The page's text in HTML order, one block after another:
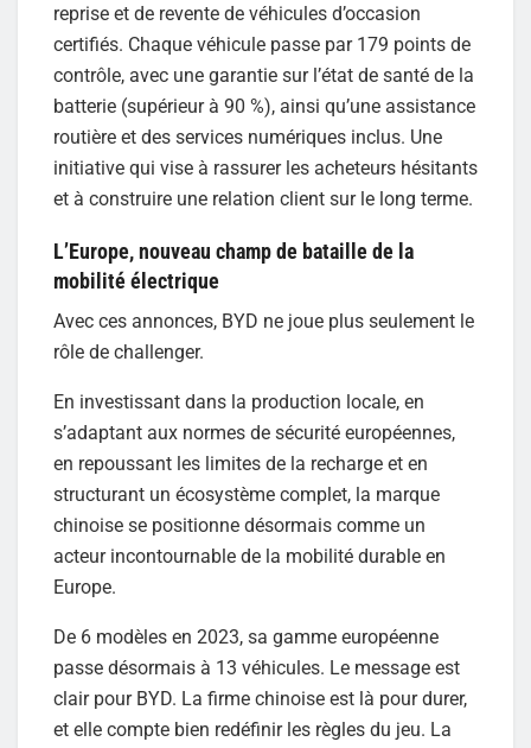
reprise et de revente de véhicules d’occasion
certifiés. Chaque véhicule passe par 179 points de
contrôle, avec une garantie sur l’état de santé de la
batterie (supérieur à 90 %), ainsi qu’une assistance
routière et des services numériques inclus. Une
initiative qui vise à rassurer les acheteurs hésitants
et à construire une relation client sur le long terme.
L’Europe, nouveau champ de bataille de la
mobilité électrique
Avec ces annonces, BYD ne joue plus seulement le
rôle de challenger.
En investissant dans la production locale, en
s’adaptant aux normes de sécurité européennes,
en repoussant les limites de la recharge et en
structurant un écosystème complet, la marque
chinoise se positionne désormais comme un
acteur incontournable de la mobilité durable en
Europe.
De 6 modèles en 2023, sa gamme européenne
passe désormais à 13 véhicules. Le message est
clair pour BYD. La firme chinoise est là pour durer,
et elle compte bien redéfinir les règles du jeu. La